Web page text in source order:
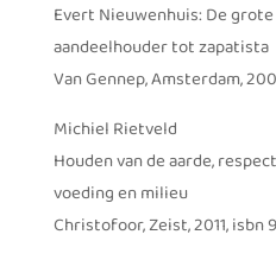
Evert Nieuwenhuis: De
aandeelhouder tot zapatista
Van Gennep, Amsterdam,
Michiel Rietveld
Houden van de aarde,
voeding en milieu
Christofoor, Zeist, 2011, isbn